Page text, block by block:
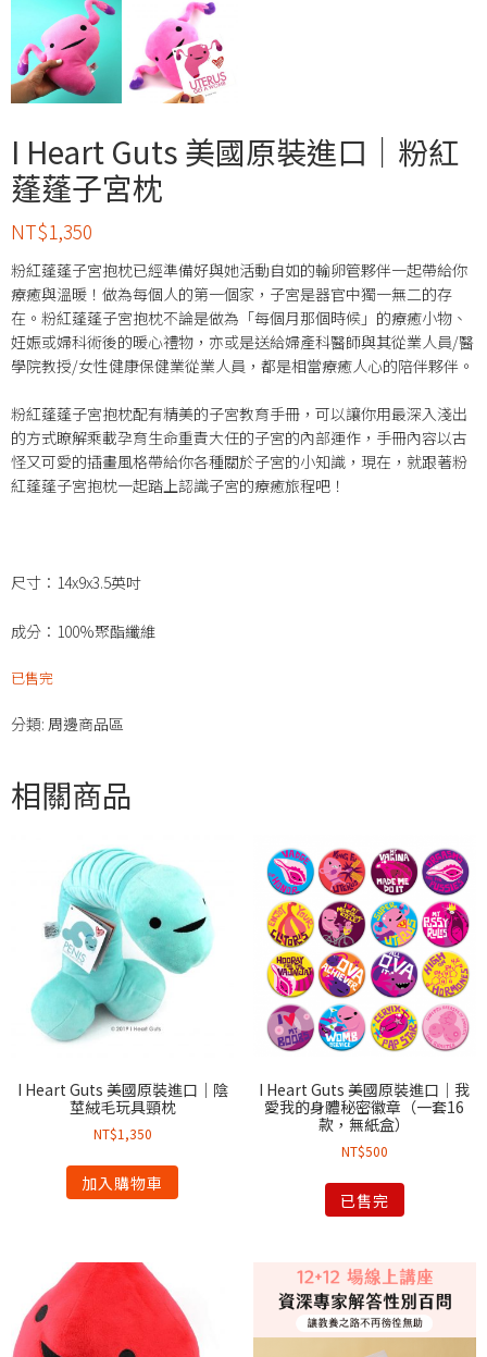
I Heart Guts 美國原裝進口｜粉紅
蓬蓬子宮枕
NT$1,350
粉紅蓬蓬子宮抱枕已經準備好與她活動自如的輸卵管夥伴一起帶給你
療癒與溫暖！做為每個人的第一個家，子宮是器官中獨一無二的存
在。粉紅蓬蓬子宮抱枕不論是做為「每個月那個時候」的療癒小物、
妊娠或婦科術後的暖心禮物，亦或是送給婦產科醫師與其從業人員/醫
學院教授/女性健康保健業從業人員，都是相當療癒人心的陪伴夥伴。
粉紅蓬蓬子宮抱枕配有精美的子宮教育手冊，可以讓你用最深入淺出
的方式瞭解乘載孕育生命重責大任的子宮的內部運作，手冊內容以古
怪又可愛的插畫風格帶給你各種關於子宮的小知識，現在，就跟著粉
紅蓬蓬子宮抱枕一起踏上認識子宮的療癒旅程吧！
尺寸：14x9x3.5英吋
成分：100%聚酯纖維
已售完
分類: 周邊商品區
相關商品
I Heart Guts 美國原裝進口｜陰
莖絨毛玩具頸枕
NT$1,350
加入購物車
I Heart Guts 美國原裝進口｜我
愛我的身體秘密徽章（一套16
款，無紙盒）
NT$500
已售完